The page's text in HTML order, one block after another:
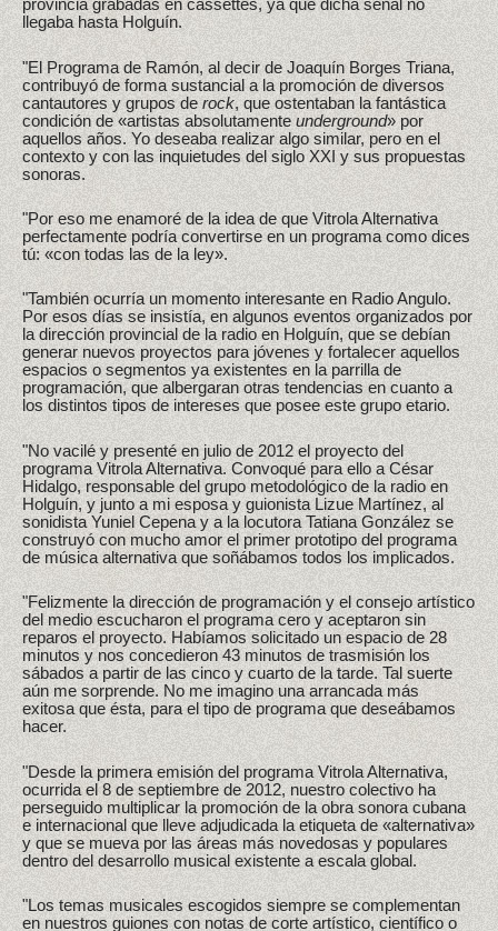
provincia grabadas en cassettes, ya que dicha señal no
llegaba hasta Holguín.
"El Programa de Ramón, al decir de Joaquín Borges Triana,
contribuyó de forma sustancial a la promoción de diversos
cantautores y grupos derock, que ostentaban la fantástica
condición de «artistas absolutamenteunderground» por
aquellos años. Yo deseaba realizar algo similar, pero en el
contexto y con las inquietudes del siglo XXI y sus propuestas
sonoras.
"Por eso me enamoré de la idea de que Vitrola Alternativa
perfectamente podría convertirse en un programa como dices
tú: «con todas las de la ley».
"También ocurría un momento interesante en Radio Angulo.
Por esos días se insistía, en algunos eventos organizados por
la dirección provincial de la radio en Holguín, que se debían
generar nuevos proyectos para jóvenes y fortalecer aquellos
espacios o segmentos ya existentes en la parrilla de
programación, que albergaran otras tendencias en cuanto a
los distintos tipos de intereses que posee este grupo etario.
"No vacilé y presenté en julio de 2012 el proyecto del
programa Vitrola Alternativa. Convoqué para ello a César
Hidalgo, responsable del grupo metodológico de la radio en
Holguín, y junto a mi esposa y guionista Lizue Martínez, al
sonidista Yuniel Cepena y a la locutora Tatiana González se
construyó con mucho amor el primer prototipo del programa
de música alternativa que soñábamos todos los implicados.
"Felizmente la dirección de programación y el consejo artístico
del medio escucharon el programa cero y aceptaron sin
reparos el proyecto. Habíamos solicitado un espacio de 28
minutos y nos concedieron 43 minutos de trasmisión los
sábados a partir de las cinco y cuarto de la tarde. Tal suerte
aún me sorprende. No me imagino una arrancada más
exitosa que ésta, para el tipo de programa que deseábamos
hacer.
"Desde la primera emisión del programa Vitrola Alternativa,
ocurrida el 8 de septiembre de 2012, nuestro colectivo ha
perseguido multiplicar la promoción de la obra sonora cubana
e internacional que lleve adjudicada la etiqueta de «alternativa»
y que se mueva por las áreas más novedosas y populares
dentro del desarrollo musical existente a escala global.
"Los temas musicales escogidos siempre se complementan
en nuestros guiones con notas de corte artístico, científico o